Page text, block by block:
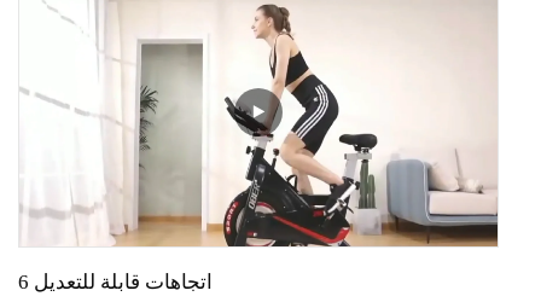
6 اتجاهات قابلة للتعديل